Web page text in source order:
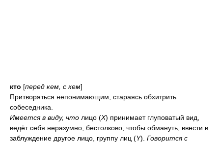
кто [перед кем, с кем]
Притворяться непонимающим, стараясь обхитрить
собеседника.
Имеется в виду, что лицо (Х) принимает глуповатый вид,
ведёт себя неразумно, бестолково, чтобы обмануть, ввести в
заблуждение другое лицо, группу лиц (Y). Говорится с